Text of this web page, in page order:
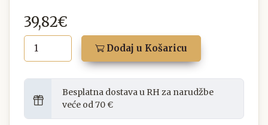
39,82€
Dodaj u Košaricu
Besplatna dostava u RH za narudžbe
veće od 70 €